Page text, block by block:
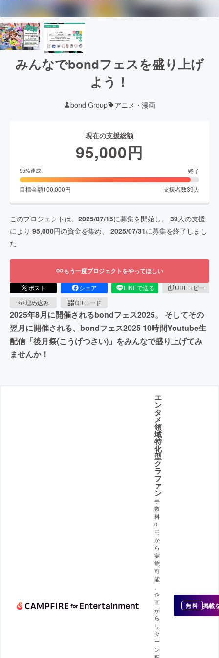
みんなでbondフェスを盛り上げ
よう！
bond Group アニメ・漫画
現在の支援総額
95,000円
95%達成 終了
目標金額100,000円 支援者数39 人
このプロジェクトは、 2025/07/15に募集を開始し、 39人の支援
により 95,000円の資金を集め、 2025/07/31に募集を終了しまし
た
もう一度プロジェクトをやってほしい
ポスト シェア LINEで送る
URLコピー
埋め込み
QRコード
2025年8月に開催されるbondフェス2025。 そしてその
翌月に開催される、bondフェス2025 10時間Youtube生
配信「後月祭(こうげつさい)」をみんなで盛り上げてみ
ませんか！
エ
ン
タ
メ
領
域
特
化
型
ク
ラ
フ
ァ
ン
手
数
料
0
円
か
ら
実
施
可
能
企
画
か
ら
リ
タ
ー
ン
無料 掲載